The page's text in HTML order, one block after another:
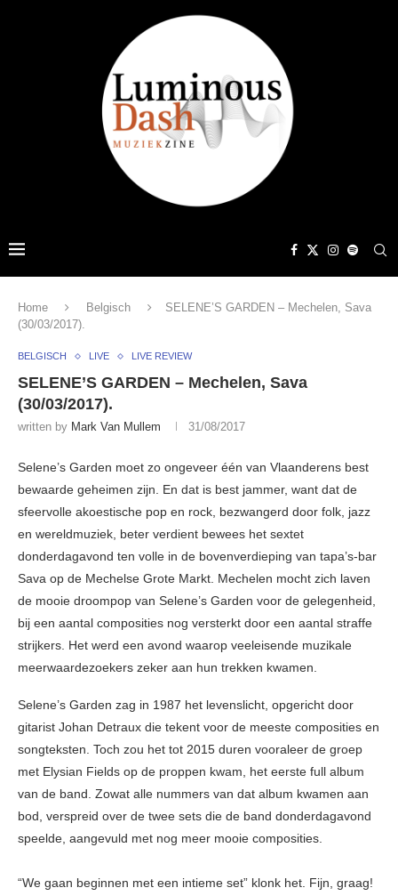
Home Belgisch
SELENE’S GARDEN – Mechelen, Sava
(30/03/2017).
BELGISCH LIVE LIVE REVIEW
SELENE’S GARDEN – Mechelen, Sava
(30/03/2017).
written by Mark Van Mullem 31/08/2017
Selene’s Garden moet zo ongeveer één van Vlaanderens best
bewaarde geheimen zijn. En dat is best jammer, want dat de
sfeervolle akoestische pop en rock, bezwangerd door folk, jazz
en wereldmuziek, beter verdient bewees het sextet
donderdagavond ten volle in de bovenverdieping van tapa’s-bar
Sava op de Mechelse Grote Markt. Mechelen mocht zich laven
de mooie droompop van Selene’s Garden voor de gelegenheid,
bij een aantal composities nog versterkt door een aantal straffe
strijkers. Het werd een avond waarop veeleisende muzikale
meerwaardezoekers zeker aan hun trekken kwamen.
Selene’s Garden zag in 1987 het levenslicht, opgericht door
gitarist Johan Detraux die tekent voor de meeste composities en
songteksten. Toch zou het tot 2015 duren vooraleer de groep
met Elysian Fields op de proppen kwam, het eerste full album
van de band. Zowat alle nummers van dat album kwamen aan
bod, verspreid over de twee sets die de band donderdagavond
speelde, aangevuld met nog meer mooie composities.
“We gaan beginnen met een intieme set” klonk het. Fijn, graag!